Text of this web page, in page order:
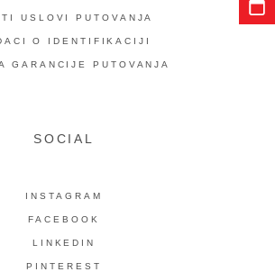
USLOVI PUTOVANJA
O IDENTIFIKACIJI
GARANCIJE PUTOVANJA
SOCIAL
INSTAGRAM
FACEBOOK
LINKEDIN
PINTEREST